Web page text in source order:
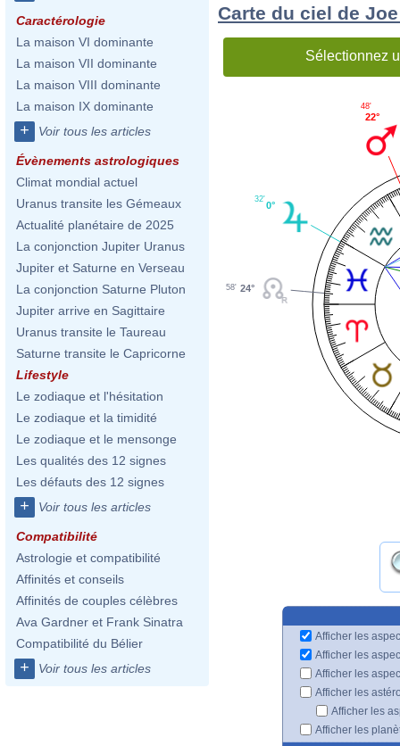
Caractérologie
La maison VI dominante
La maison VII dominante
La maison VIII dominante
La maison IX dominante
+ Voir tous les articles
Évènements astrologiques
Climat mondial actuel
Uranus transite les Gémeaux
Actualité planétaire de 2025
La conjonction Jupiter Uranus
Jupiter et Saturne en Verseau
La conjonction Saturne Pluton
Jupiter arrive en Sagittaire
Uranus transite le Taureau
Saturne transite le Capricorne
Lifestyle
Le zodiaque et l'hésitation
Le zodiaque et la timidité
Le zodiaque et le mensonge
Les qualités des 12 signes
Les défauts des 12 signes
+ Voir tous les articles
Compatibilité
Astrologie et compatibilité
Affinités et conseils
Affinités de couples célèbres
Ava Gardner et Frank Sinatra
Compatibilité du Bélier
+ Voir tous les articles
Carte du ciel de
Sélectionnez
22°
48'
0°
32'
24°
58'
Afficher les
Afficher les
Afficher les
Afficher les
Afficher les
Afficher les